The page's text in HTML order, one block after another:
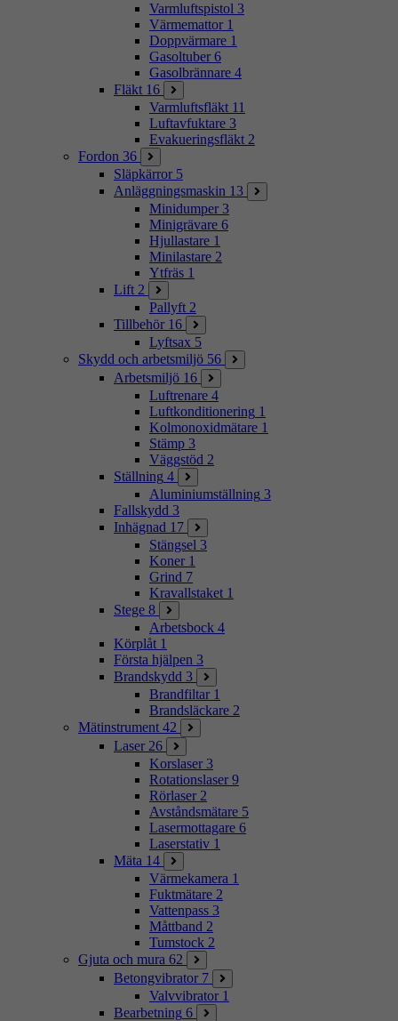
Varmluftspistol 3
Värmemattor 1
Doppvärmare 1
Gasoltuber 6
Gasolbrännare 4
Fläkt 16
Varmluftsfläkt 11
Luftavfuktare 3
Evakueringsfläkt 2
Fordon 36
Släpkärror 5
Anläggningsmaskin 13
Minidumper 3
Minigrävare 6
Hjullastare 1
Minilastare 2
Ytfräs 1
Lift 2
Pallyft 2
Tillbehör 16
Lyftsax 5
Skydd och arbetsmiljö 56
Arbetsmiljö 16
Luftrenare 4
Luftkonditionering 1
Kolmonoxidmätare 1
Stämp 3
Väggstöd 2
Ställning 4
Aluminiumställning 3
Fallskydd 3
Inhägnad 17
Stängsel 3
Koner 1
Grind 7
Kravallstaket 1
Stege 8
Arbetsbock 4
Körplåt 1
Första hjälpen 3
Brandskydd 3
Brandfiltar 1
Brandsläckare 2
Mätinstrument 42
Laser 26
Korslaser 3
Rotationslaser 9
Rörlaser 2
Avståndsmätare 5
Lasermottagare 6
Laserstativ 1
Mäta 14
Värmekamera 1
Fuktmätare 2
Vattenpass 3
Måttband 2
Tumstock 2
Gjuta och mura 62
Betongvibrator 7
Valvvibrator 1
Bearbetning 6